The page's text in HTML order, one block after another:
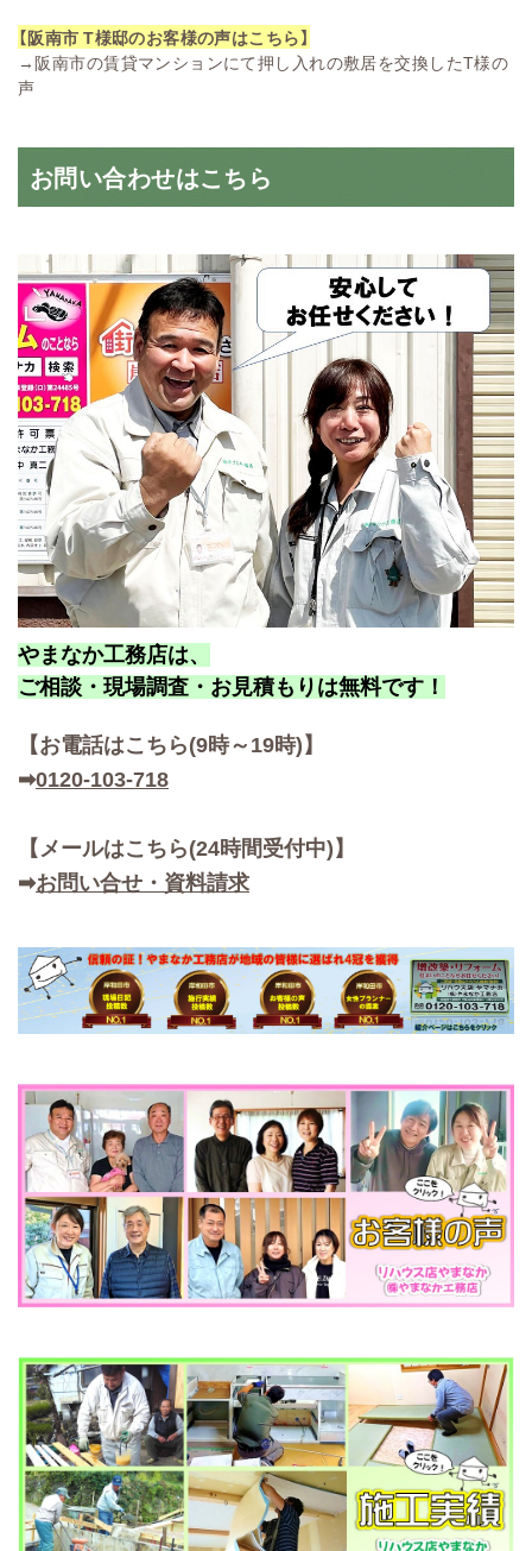
【阪南市 T様邸のお客様の声はこちら】
→阪南市の賃貸マンションにて押し入れの敷居を交換したT様の
声
お問い合わせはこちら
やまなか工務店は、
ご相談・現場調査・お見積もりは無料です！
【お電話はこちら(9時～19時)】
➡0120-103-718
【メールはこちら(24時間受付中)】
➡お問い合せ・資料請求